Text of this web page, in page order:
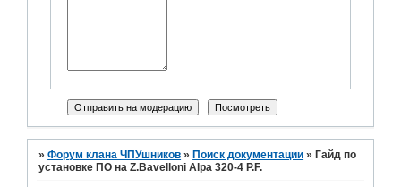
»Форум клана ЧПУшников »Поиск документации »Гайд по
установке ПО на Z.Bavelloni Alpa 320-4 P.F.